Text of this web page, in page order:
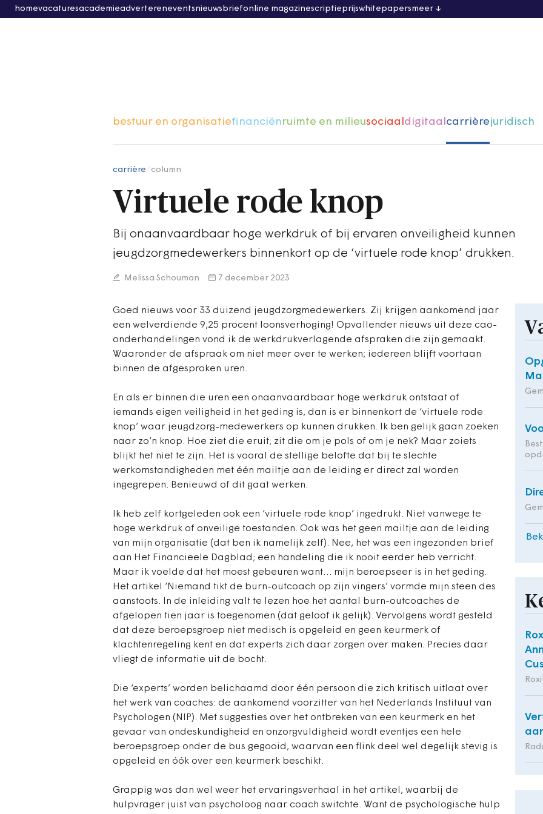
homevacaturesacademieadvertereneventsnieuwsbriefonline magazinescriptieprijswhitepapersmeer
bestuur en organisatiefinanciënruimte en milieusociaaldigitaalcarrièrejuridisch
carrière column
Virtuele rode knop
Bij onaanvaardbaar hoge werkdruk of bij ervaren onveiligheid kunnen
jeugdzorgmedewerkers binnenkort op de ‘virtuele rode knop’ drukken.
Melissa Schouman 7 december 2023
Goed nieuws voor 33 duizend jeugdzorgmedewerkers. Zij krijgen aankomend jaar
een welverdiende 9,25 procent loonsverhoging! Opvallender nieuws uit deze cao-
onderhandelingen vond ik de werkdrukverlagende afspraken die zijn gemaakt.
Waaronder de afspraak om niet meer over te werken; iedereen blijft voortaan
binnen de afgesproken uren.
En als er binnen die uren een onaanvaardbaar hoge werkdruk ontstaat of
iemands eigen veiligheid in het geding is, dan is er binnenkort de ‘virtuele rode
knop’ waar jeugdzorg-medewerkers op kunnen drukken. Ik ben gelijk gaan zoeken
naar zo’n knop. Hoe ziet die eruit; zit die om je pols of om je nek? Maar zoiets
blijkt het niet te zijn. Het is vooral de stellige belofte dat bij te slechte
werkomstandigheden met één mailtje aan de leiding er direct zal worden
ingegrepen. Benieuwd of dit gaat werken.
Ik heb zelf kortgeleden ook een ‘virtuele rode knop’ ingedrukt. Niet vanwege te
hoge werkdruk of onveilige toestanden. Ook was het geen mailtje aan de leiding
van mijn organisatie (dat ben ik namelijk zelf). Nee, het was een ingezonden brief
aan Het Financieele Dagblad; een handeling die ik nooit eerder heb verricht.
Maar ik voelde dat het moest gebeuren want… mijn beroepseer is in het geding.
Het artikel ‘Niemand tikt de burn-outcoach op zijn vingers’ vormde mijn steen des
aanstoots. In de inleiding valt te lezen hoe het aantal burn-outcoaches de
afgelopen tien jaar is toegenomen (dat geloof ik gelijk). Vervolgens wordt gesteld
dat deze beroepsgroep niet medisch is opgeleid en geen keurmerk of
klachtenregeling kent en dat experts zich daar zorgen over maken. Precies daar
vliegt de informatie uit de bocht.
Die ‘experts’ worden belichaamd door één persoon die zich kritisch uitlaat over
het werk van coaches: de aankomend voorzitter van het Nederlands Instituut van
Psychologen (NIP). Met suggesties over het ontbreken van een keurmerk en het
gevaar van ondeskundigheid en onzorgvuldigheid wordt eventjes een hele
beroepsgroep onder de bus gegooid, waarvan een flink deel wel degelijk stevig is
opgeleid en óók over een keurmerk beschikt.
Grappig was dan wel weer het ervaringsverhaal in het artikel, waarbij de
hulpvrager juist van psycholoog naar coach switchte. Want de psychologische hulp